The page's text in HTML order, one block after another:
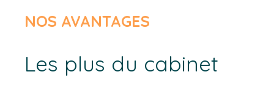
NOS AVANTAGES
Les plus du cabinet